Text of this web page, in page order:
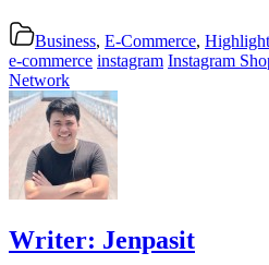
Business, E-Commerce, Highlight
e-commerce instagram Instagram
Network
Writer: Jenpasit